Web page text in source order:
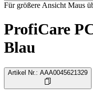
Für größere Ansicht Maus
ProfiCare
Blau
Artikel Nr. : AAA0045621329